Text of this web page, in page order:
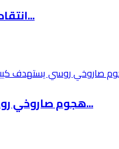
انتقادات لإدارة ترامب بعد تقارير عن تغذية قسر...
هجوم صاروخي روسي يستهدف كييف وسط تحذيرات للسك...